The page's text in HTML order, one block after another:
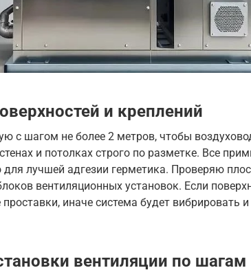
и креплений
с шагом не более 2 метров, чтобы
и потолках строго по разметке. Все
лучшей адгезии герметика. Проверяю
вентиляционных установок. Если
иначе система будет вибрировать
вентиляции по шагам